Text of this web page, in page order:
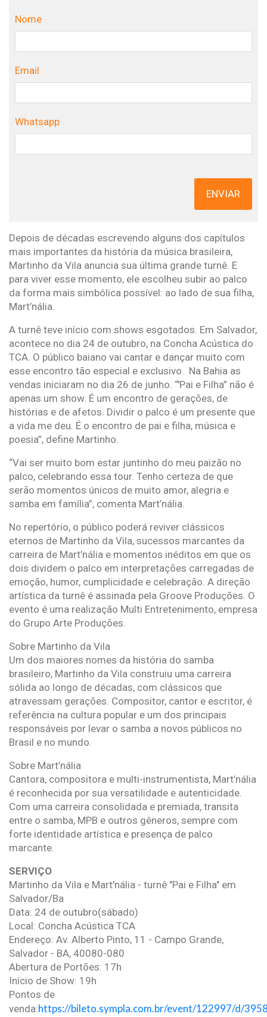
Nome
Email
Whatsapp
ENVIAR
Depois de décadas escrevendo alguns dos capítulos
mais importantes da história da música brasileira,
Martinho da Vila anuncia sua última grande turnê. E
para viver esse momento, ele escolheu subir ao palco
da forma mais simbólica possível: ao lado de sua filha,
Mart’nália.
A turnê teve início com shows esgotados. Em Salvador,
acontece no dia 24 de outubro, na Concha Acústica do
TCA. O público baiano vai cantar e dançar muito com
esse encontro tão especial e exclusivo. Na Bahia as
vendas iniciaram no dia 26 de junho. “'Pai e Filha” não é
apenas um show. É um encontro de gerações, de
histórias e de afetos. Dividir o palco é um presente que
a vida me deu. É o encontro de pai e filha, música e
poesia”, define Martinho.
“Vai ser muito bom estar juntinho do meu paizão no
palco, celebrando essa tour. Tenho certeza de que
serão momentos únicos de muito amor, alegria e
samba em família”, comenta Mart’nália.
No repertório, o público poderá reviver clássicos
eternos de Martinho da Vila, sucessos marcantes da
carreira de Mart’nália e momentos inéditos em que os
dois dividem o palco em interpretações carregadas de
emoção, humor, cumplicidade e celebração. A direção
artística da turnê é assinada pela Groove Produções. O
evento é uma realização Multi Entretenimento, empresa
do Grupo Arte Produções.
Sobre Martinho da Vila
Um dos maiores nomes da história do samba
brasileiro, Martinho da Vila construiu uma carreira
sólida ao longo de décadas, com clássicos que
atravessam gerações. Compositor, cantor e escritor, é
referência na cultura popular e um dos principais
responsáveis por levar o samba a novos públicos no
Brasil e no mundo.
Sobre Mart’nália
Cantora, compositora e multi-instrumentista, Mart’nália
é reconhecida por sua versatilidade e autenticidade.
Com uma carreira consolidada e premiada, transita
entre o samba, MPB e outros gêneros, sempre com
forte identidade artística e presença de palco
marcante.
SERVIÇO
Martinho da Vila e Mart'nália - turnê "Pai e Filha" em
Salvador/Ba
Data: 24 de outubro(sábado)
Local: Concha Acústica TCA
Endereço: Av. Alberto Pinto, 11 - Campo Grande,
Salvador - BA, 40080-080
Abertura de Portões: 17h
Início de Show: 19h
Pontos de
venda:https://bileto.sympla.com.br/event/122997/d/